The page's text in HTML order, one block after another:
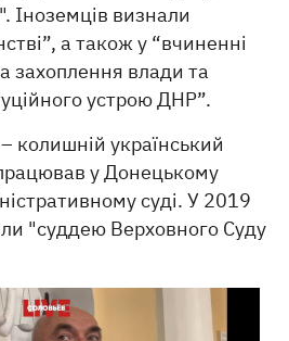
Іноземців визнали
а також у “вчиненні
захоплення влади та
устрою ДНР”.
колишній український
у Донецькому
суді. У 2019
"суддею Верховного Суду